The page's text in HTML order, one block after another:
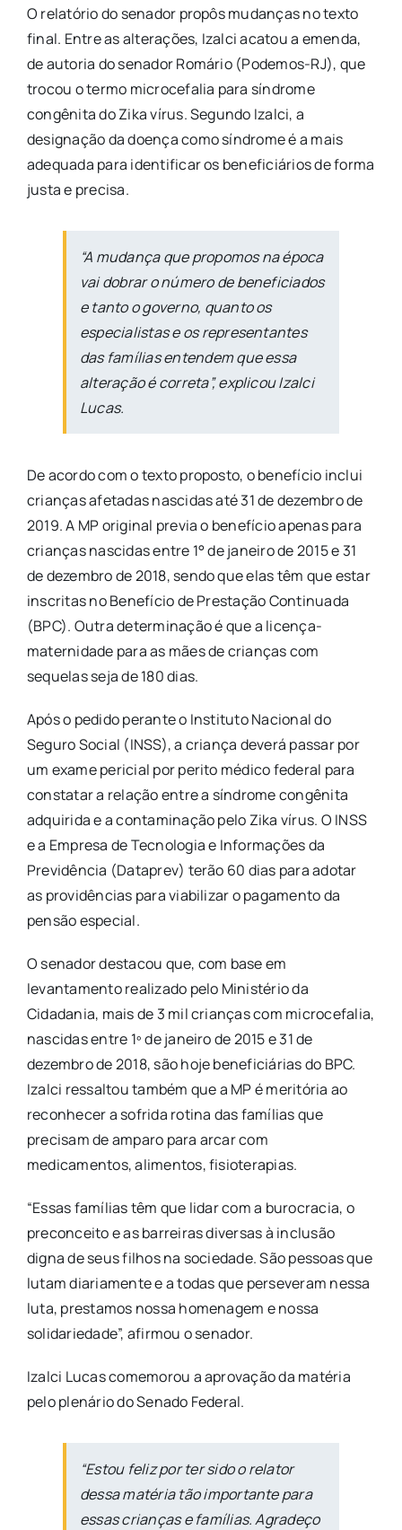
O relatório do senador propôs mudanças no texto
final. Entre as alterações, Izalci acatou a emenda,
de autoria do senador Romário (Podemos-RJ), que
trocou o termo microcefalia para síndrome
congênita do Zika vírus. Segundo Izalci, a
designação da doença como síndrome é a mais
adequada para identificar os beneficiários de forma
justa e precisa.
“A mudança que propomos na época
vai dobrar o número de beneficiados
e tanto o governo, quanto os
especialistas e os representantes
das famílias entendem que essa
alteração é correta”, explicou Izalci
Lucas.
De acordo com o texto proposto, o benefício inclui
crianças afetadas nascidas até 31 de dezembro de
2019. A MP original previa o benefício apenas para
crianças nascidas entre 1° de janeiro de 2015 e 31
de dezembro de 2018, sendo que elas têm que estar
inscritas no Benefício de Prestação Continuada
(BPC). Outra determinação é que a licença-
maternidade para as mães de crianças com
sequelas seja de 180 dias.
Após o pedido perante o Instituto Nacional do
Seguro Social (INSS), a criança deverá passar por
um exame pericial por perito médico federal para
constatar a relação entre a síndrome congênita
adquirida e a contaminação pelo Zika vírus. O INSS
e a Empresa de Tecnologia e Informações da
Previdência (Dataprev) terão 60 dias para adotar
as providências para viabilizar o pagamento da
pensão especial.
O senador destacou que, com base em
levantamento realizado pelo Ministério da
Cidadania, mais de 3 mil crianças com microcefalia,
nascidas entre 1º de janeiro de 2015 e 31 de
dezembro de 2018, são hoje beneficiárias do BPC.
Izalci ressaltou também que a MP é meritória ao
reconhecer a sofrida rotina das famílias que
precisam de amparo para arcar com
medicamentos, alimentos, fisioterapias.
“Essas famílias têm que lidar com a burocracia, o
preconceito e as barreiras diversas à inclusão
digna de seus filhos na sociedade. São pessoas que
lutam diariamente e a todas que perseveram nessa
luta, prestamos nossa homenagem e nossa
solidariedade”, afirmou o senador.
Izalci Lucas comemorou a aprovação da matéria
pelo plenário do Senado Federal.
“Estou feliz por ter sido o relator
dessa matéria tão importante para
essas crianças e famílias. Agradeço